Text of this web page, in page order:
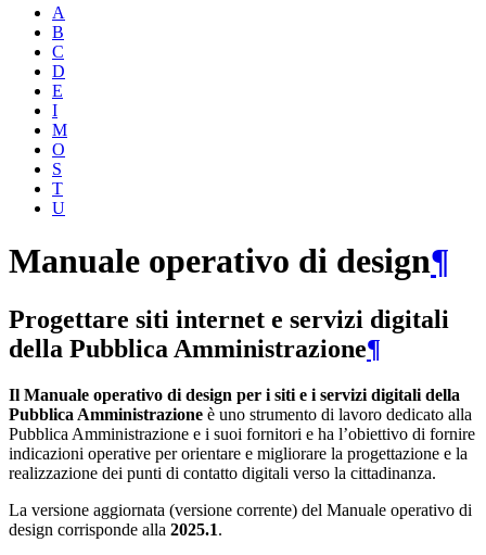
A
B
C
D
E
I
M
O
S
T
U
Manuale operativo di design¶
Progettare siti internet e servizi digitali
della Pubblica Amministrazione¶
Il Manuale operativo di design per i siti e i servizi digitali della
Pubblica Amministrazione è uno strumento di lavoro dedicato alla
Pubblica Amministrazione e i suoi fornitori e ha l’obiettivo di fornire
indicazioni operative per orientare e migliorare la progettazione e la
realizzazione dei punti di contatto digitali verso la cittadinanza.
La versione aggiornata (versione corrente) del Manuale operativo di
design corrisponde alla 2025.1.